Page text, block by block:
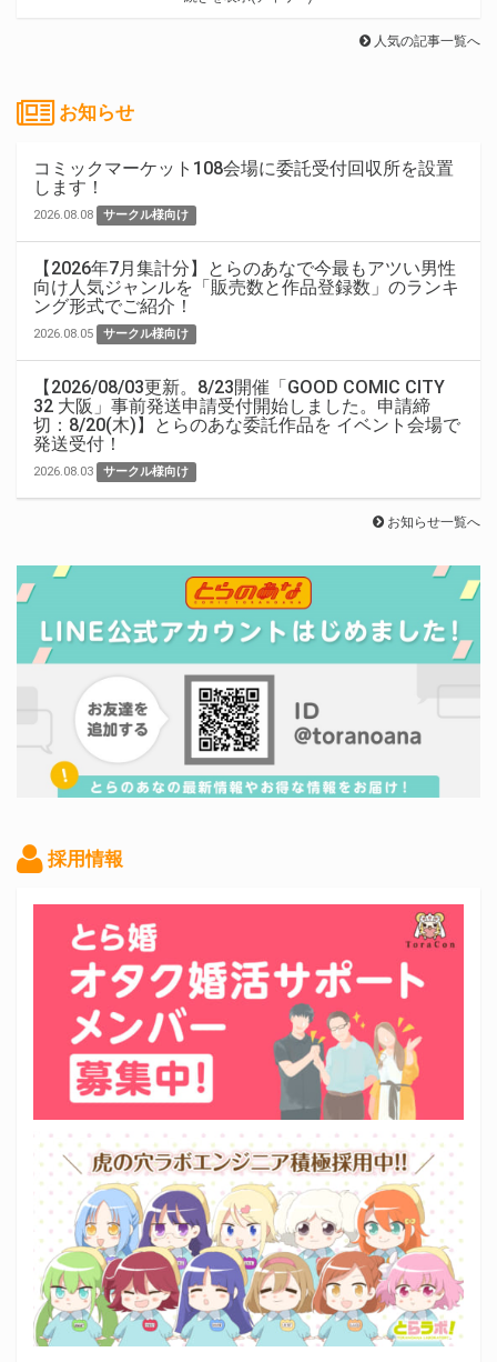
人気の記事一覧へ
お知らせ
コミックマーケット108会場に委託受付回収所を設置
します！
2026.08.08 サークル様向け
【2026年7月集計分】とらのあなで今最もアツい男性
向け人気ジャンルを「販売数と作品登録数」のランキ
ング形式でご紹介！
2026.08.05 サークル様向け
【2026/08/03更新。8/23開催「GOOD COMIC CITY
32 大阪」事前発送申請受付開始しました。申請締
切：8/20(木)】とらのあな委託作品を イベント会場で
発送受付！
2026.08.03 サークル様向け
お知らせ一覧へ
採用情報